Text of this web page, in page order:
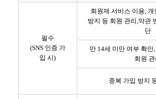
필수
(SNS 인증 가
입 시)
회원제 서비스 이용,
방지 등 회원 관리,약관
단
만 14세 미만 여부 확인
회원 관
중복 가입 방지